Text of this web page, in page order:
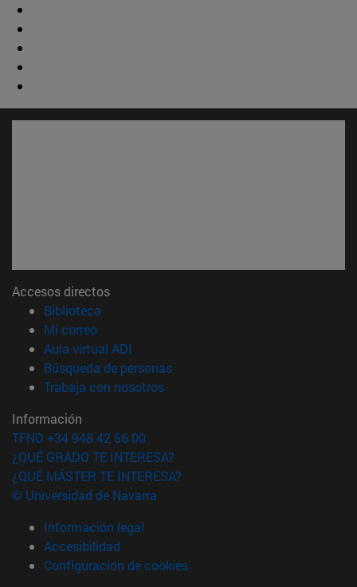
Accesos directos
Biblioteca
Mi correo(abre en nueva ventana)
Aula virtual ADI
Búsqueda de personas(abre en nueva ventana)
Trabaja con nosotros(abre en nueva ventana)
Información
TFNO +34 948 42 56 00
¿QUÉ GRADO TE INTERESA?
¿QUÉ MÁSTER TE INTERESA?
© Universidad de Navarra
Información legal
Accesibilidad
Configuración de cookies